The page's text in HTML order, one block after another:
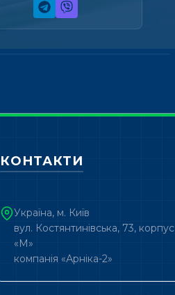
КОНТАКТИ
Україна, м. Київ
вул. Костянтинівська, 73, корпус
«М»
компанія «Арніка-2»